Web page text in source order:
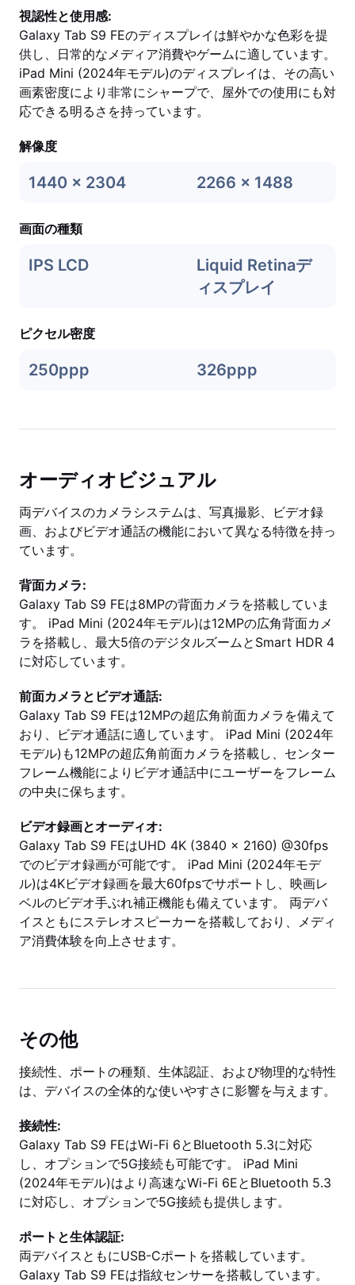
視認性と使用感:
Galaxy Tab S9 FEのディスプレイは鮮やかな色彩を提
供し、日常的なメディア消費やゲームに適しています。
iPad Mini (2024年モデル)のディスプレイは、その高い
画素密度により非常にシャープで、屋外での使用にも対
応できる明るさを持っています。
解像度
1440 x 2304 2266 x 1488
画面の種類
IPS LCD
Liquid Retinaデ
ィスプレイ
ピクセル密度
250ppp 326ppp
オーディオビジュアル
両デバイスのカメラシステムは、写真撮影、ビデオ録
画、およびビデオ通話の機能において異なる特徴を持っ
ています。
背面カメラ:
Galaxy Tab S9 FEは8MPの背面カメラを搭載していま
す。 iPad Mini (2024年モデル)は12MPの広角背面カメ
ラを搭載し、最大5倍のデジタルズームとSmart HDR 4
に対応しています。
前面カメラとビデオ通話:
Galaxy Tab S9 FEは12MPの超広角前面カメラを備えて
おり、ビデオ通話に適しています。 iPad Mini (2024年
モデル)も12MPの超広角前面カメラを搭載し、センター
フレーム機能によりビデオ通話中にユーザーをフレーム
の中央に保ちます。
ビデオ録画とオーディオ:
Galaxy Tab S9 FEはUHD 4K (3840 x 2160) @30fps
でのビデオ録画が可能です。 iPad Mini (2024年モデ
ル)は4Kビデオ録画を最大60fpsでサポートし、映画レ
ベルのビデオ手ぶれ補正機能も備えています。 両デバ
イスともにステレオスピーカーを搭載しており、メディ
ア消費体験を向上させます。
その他
接続性、ポートの種類、生体認証、および物理的な特性
は、デバイスの全体的な使いやすさに影響を与えます。
接続性:
Galaxy Tab S9 FEはWi-Fi 6とBluetooth 5.3に対応
し、オプションで5G接続も可能です。 iPad Mini
(2024年モデル)はより高速なWi-Fi 6EとBluetooth 5.3
に対応し、オプションで5G接続も提供します。
ポートと生体認証:
両デバイスともにUSB-Cポートを搭載しています。
Galaxy Tab S9 FEは指紋センサーを搭載しています。